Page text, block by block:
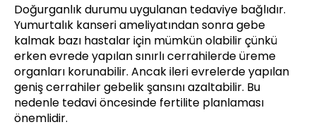
Doğurganlık durumu uygulanan tedaviye bağlıdır.
Yumurtalık kanseri ameliyatından sonra gebe
kalmak bazı hastalar için mümkün olabilir çünkü
erken evrede yapılan sınırlı cerrahilerde üreme
organları korunabilir. Ancak ileri evrelerde yapılan
geniş cerrahiler gebelik şansını azaltabilir. Bu
nedenle tedavi öncesinde fertilite planlaması
önemlidir.